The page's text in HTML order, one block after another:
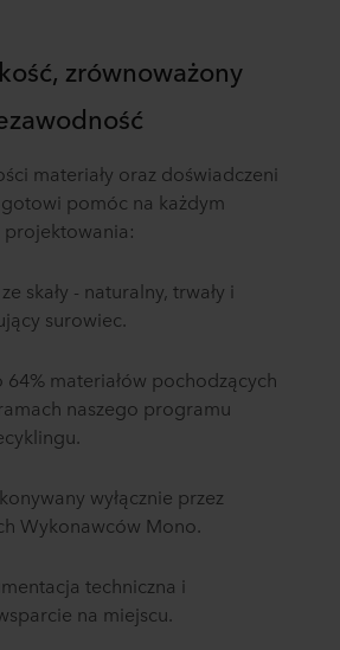
zrównoważony
materiały oraz doświadczeni
pomóc na każdym
skały - naturalny, trwały i
surowiec.
64% materiałów pochodzących
naszego programu
wyłącznie przez
Wykonawców Mono.
techniczna i
na miejscu.